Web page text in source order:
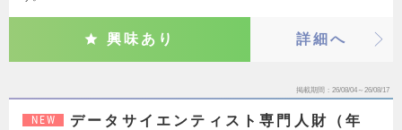
興味あり 詳細へ
掲載期間 26/08/04～26/08/17
NEW
データサイエンティスト専門人財（年